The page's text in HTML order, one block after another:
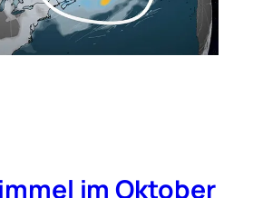
im Oktober